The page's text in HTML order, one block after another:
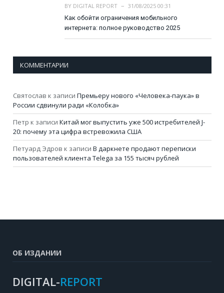
BY DIGITAL REPORT
31/08/2025 00:31
Как обойти ограничения мобильного
интернета: полное руководство 2025
КОММЕНТАРИИ
Святослав к записи Премьеру нового «Человека-паука» в
России сдвинули ради «Колобка»
Петр к записи Китай мог выпустить уже 500 истребителей J-
20: почему эта цифра встревожила США
Петуард Эдров к записи В даркнете продают переписки
пользователей клиента Telega за 155 тысяч рублей
ОБ ИЗДАНИИ
DIGITAL-REPORT